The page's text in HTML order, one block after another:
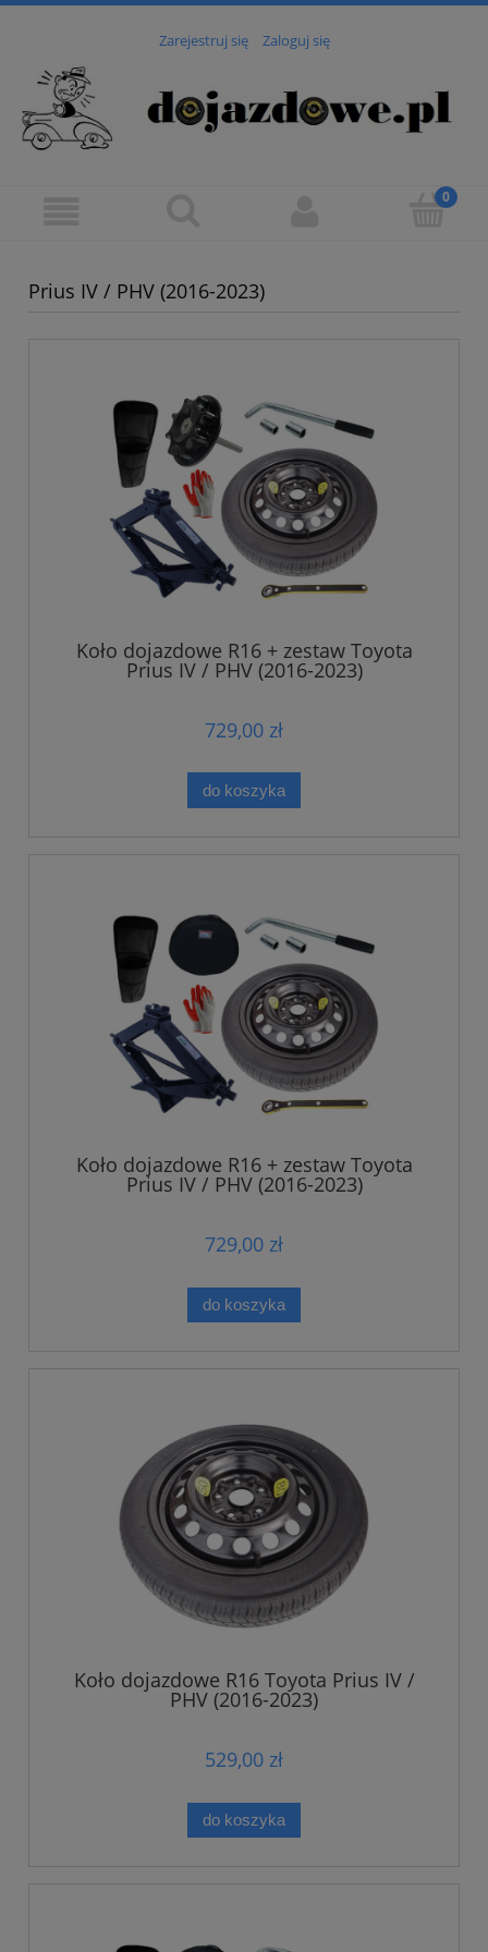
Zarejestruj się Zaloguj się
Prius IV / PHV (2016-2023)
Koło dojazdowe R16 + zestaw Toyota
Prius IV / PHV (2016-2023)
729,00 zł
do koszyka
Koło dojazdowe R16 + zestaw Toyota
Prius IV / PHV (2016-2023)
729,00 zł
do koszyka
Koło dojazdowe R16 Toyota Prius IV /
PHV (2016-2023)
529,00 zł
do koszyka